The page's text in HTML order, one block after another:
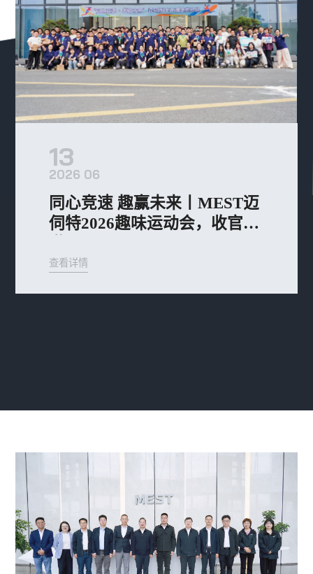
2026 06
13
同心竞速 趣赢未来丨MEST迈
伺特2026趣味运动会，收官
查看详情